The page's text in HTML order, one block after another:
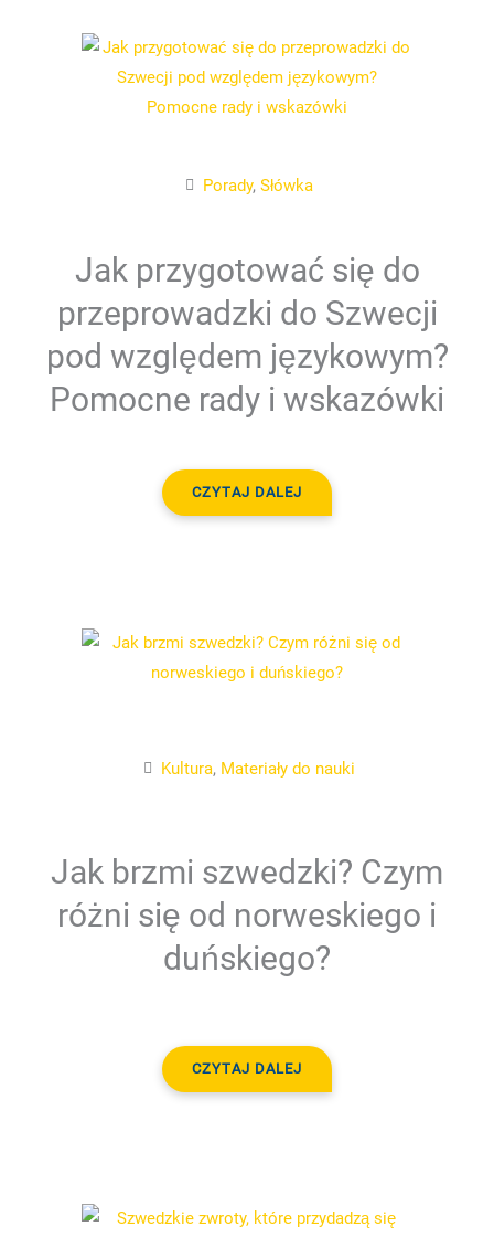
Porady, Słówka
Jak przygotować się do
przeprowadzki do Szwecji
pod względem językowym?
Pomocne rady i wskazówki
CZYTAJ DALEJ
Kultura, Materiały do nauki
Jak brzmi szwedzki? Czym
różni się od norweskiego i
duńskiego?
CZYTAJ DALEJ